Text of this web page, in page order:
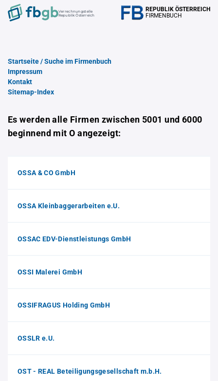
Verrechnungstelle
Republik Österreich
REPUBLIK ÖSTERREICH
FIRMENBUCH
Startseite / Suche im Firmenbuch
Impressum
Kontakt
Sitemap-Index
Es werden alle Firmen zwischen 5001 und 6000
beginnend mit O angezeigt:
OSSA & CO GmbH
OSSA Kleinbaggerarbeiten e.U.
OSSAC EDV-Dienstleistungs GmbH
OSSI Malerei GmbH
OSSIFRAGUS Holding GmbH
OSSLR e.U.
OST - REAL Beteiligungsgesellschaft m.b.H.